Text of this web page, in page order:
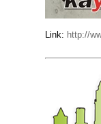
Link: http://